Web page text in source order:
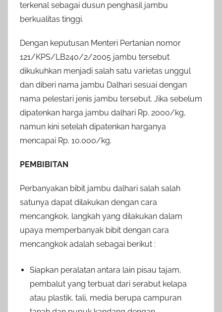
terkenal sebagai dusun penghasil jambu
berkualitas tinggi.
Dengan keputusan Menteri Pertanian nomor
121/KPS/LB240/2/2005 jambu tersebut
dikukuhkan menjadi salah satu varietas unggul
dan diberi nama jambu Dalhari sesuai dengan
nama pelestari jenis jambu tersebut. Jika sebelum
dipatenkan harga jambu dalhari Rp. 2000/kg,
namun kini setelah dipatenkan harganya
mencapai Rp. 10.000/kg.
PEMBIBITAN
Perbanyakan bibit jambu dalhari salah salah
satunya dapat dilakukan dengan cara
mencangkok, langkah yang dilakukan dalam
upaya memperbanyak bibit dengan cara
mencangkok adalah sebagai berikut :
Siapkan peralatan antara lain pisau tajam,
pembalut yang terbuat dari serabut kelapa
atau plastik, tali, media berupa campuran